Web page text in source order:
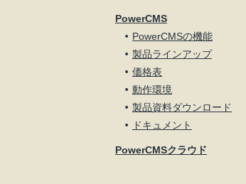
PowerCMS
PowerCMSの機能
製品ラインアップ
価格表
動作環境
製品資料ダウンロード
ドキュメント
PowerCMSクラウド